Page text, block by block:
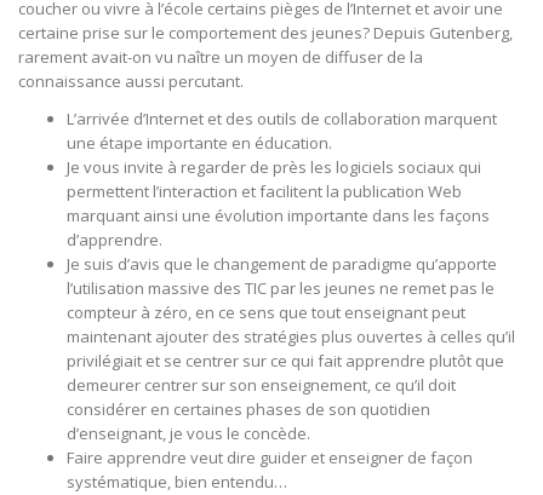
coucher ou vivre à l’école certains pièges de l’Internet et avoir une
certaine prise sur le comportement des jeunes? Depuis Gutenberg,
rarement avait-on vu naître un moyen de diffuser de la
connaissance aussi percutant.
L’arrivée d’Internet et des outils de collaboration marquent
une étape importante en éducation.
Je vous invite à regarder de près les logiciels sociaux qui
permettent l’interaction et facilitent la publication Web
marquant ainsi une évolution importante dans les façons
d’apprendre.
Je suis d’avis que le changement de paradigme qu’apporte
l’utilisation massive des TIC par les jeunes ne remet pas le
compteur à zéro, en ce sens que tout enseignant peut
maintenant ajouter des stratégies plus ouvertes à celles qu’il
privilégiait et se centrer sur ce qui fait apprendre plutôt que
demeurer centrer sur son enseignement, ce qu’il doit
considérer en certaines phases de son quotidien
d’enseignant, je vous le concède.
Faire apprendre veut dire guider et enseigner de façon
systématique, bien entendu…